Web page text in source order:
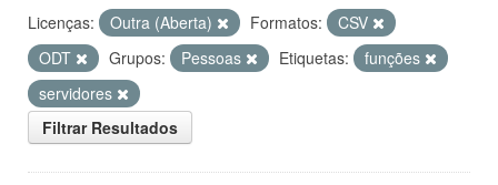
Licenças: Outra (Aberta) Formatos:
CSV
ODT
Grupos: Pessoas Etiquetas:
funções
servidores
Filtrar Resultados